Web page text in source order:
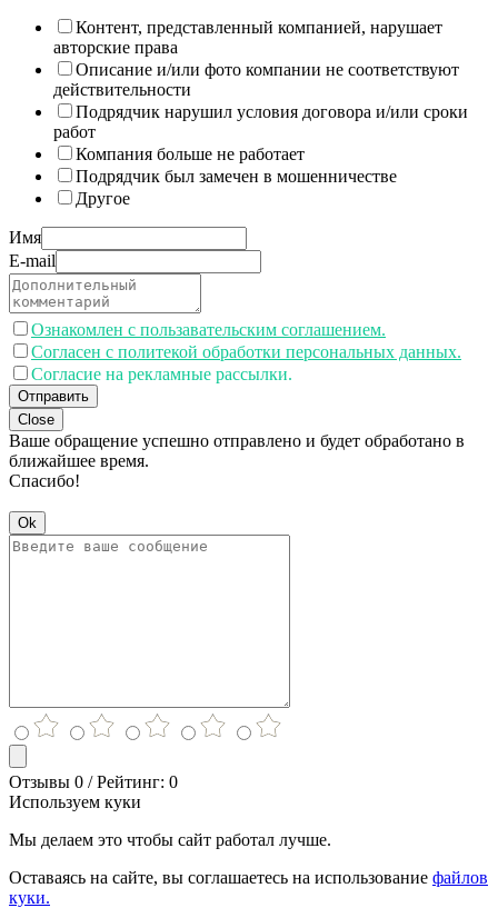
Контент, представленный компанией, нарушает
авторские права
Описание и/или фото компании не соответствуют
действительности
Подрядчик нарушил условия договора и/или сроки
работ
Компания больше не работает
Подрядчик был замечен в мошенничестве
Другое
Имя
E-mail
Ознакомлен с пользавательским соглашением.
Согласен с политекой обработки персональных данных.
Согласие на рекламные рассылки.
Отправить
Close
Ваше обращение успешно отправлено и будет обработано в
ближайшее время.
Спасибо!
Ok
Отзывы 0 / Рейтинг: 0
Используем куки
Мы делаем это чтобы сайт работал лучше.
Оставаясь на сайте, вы соглашаетесь на использование файлов
куки.